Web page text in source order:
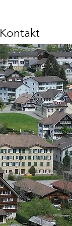
Kontakt